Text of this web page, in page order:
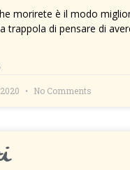
morirete è il modo
trappola di pensare di
No Comments